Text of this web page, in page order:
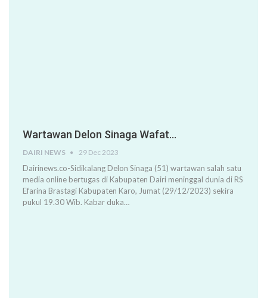
Wartawan Delon Sinaga Wafat…
DAIRI NEWS 29 Dec 2023
Dairinews.co-Sidikalang Delon Sinaga (51) wartawan salah satu
media online bertugas di Kabupaten Dairi meninggal dunia di RS
Efarina Brastagi Kabupaten Karo, Jumat (29/12/2023) sekira
pukul 19.30 Wib. Kabar duka…